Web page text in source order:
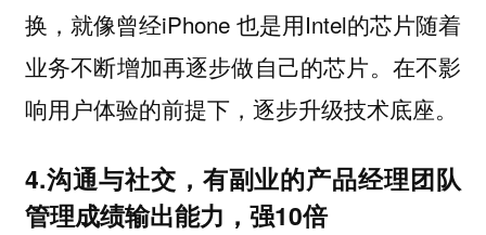
换，就像曾经iPhone 也是用Intel的芯片随着
业务不断增加再逐步做自己的芯片。在不影
响用户体验的前提下，逐步升级技术底座。
4.沟通与社交，有副业的产品经理团队
管理成绩输出能力，强10倍